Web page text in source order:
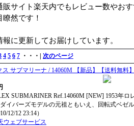
販サイト楽天内でもレビュー数やお
然です！
報に更新してお届けしています。
4 5 6 7 ・・・| 次のページ
ス サブマリーナ / 14060M 【新品】【送料無料
SUBMARINER Ref.14060M [NEW] 1953年
イバーズモデルの元祖ともいえ、回転式ベゼ
12/12 23:14）
ウェブサービス